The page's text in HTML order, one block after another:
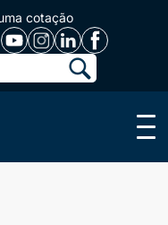
cotação
Menu